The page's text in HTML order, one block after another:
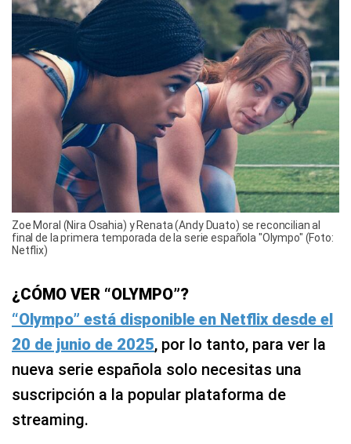
Zoe Moral (Nira Osahia) y Renata (Andy Duato) se reconcilian al
final de la primera temporada de la serie española "Olympo" (Foto:
Netflix)
¿CÓMO VER “OLYMPO”?
“Olympo” está disponible en Netflix desde el
20 de junio de 2025, por lo tanto, para ver la
nueva serie española solo necesitas una
suscripción a la popular plataforma de
streaming.